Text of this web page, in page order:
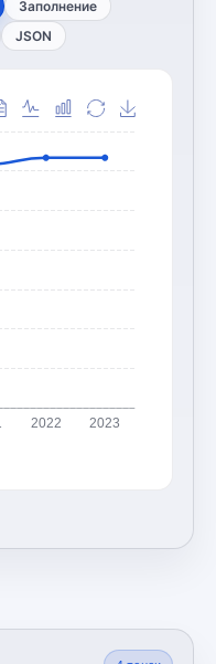
Заполнение
JSON
2022 2023